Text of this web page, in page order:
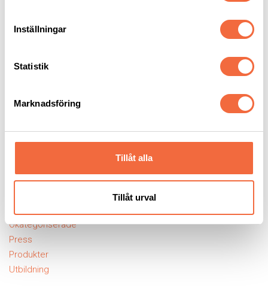
Inställningar
Statistik
Marknadsföring
Tillåt alla
Tillåt urval
Leverantörer
Okategoriserade
Press
Produkter
Utbildning